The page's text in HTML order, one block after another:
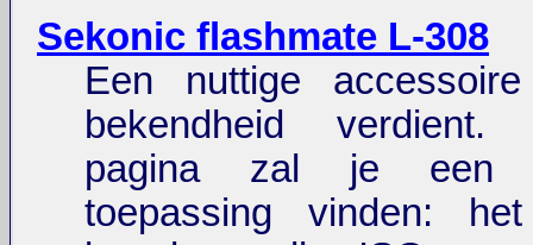
Sekonic flashmate L-308
Een nuttige
bekendheid
pagina zal je een
toepassing vinden: